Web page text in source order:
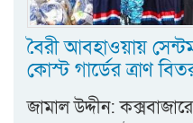
বৈরী আবহাওয়ায়
কোস্ট গার্ডের ত্রাণ
জামাল উদ্দীন: